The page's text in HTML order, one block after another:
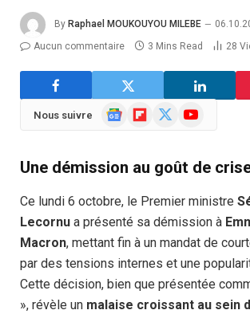
By Raphael MOUKOUYOU MILEBE
Aucun commentaire
3 Mins Read 28
Nous suivre
GoogleFlipboard YouTube
Une démission au goût de
Ce lundi 6 octobre, le Premier ministre
Lecornu a présenté sa démission à
Macron, mettant fin à un mandat de
par des tensions internes et une
Cette décision, bien que présentée
», révèle un malaise croissant au sein